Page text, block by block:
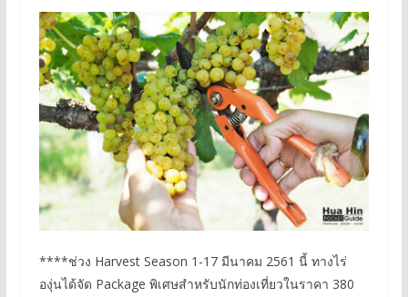
****ช่วง Harvest Season 1-17 มีนาคม 2561 นี้ ทางไร่
องุ่นได้จัด Package พิเศษสำหรับนักท่องเที่ยวในราคา 380